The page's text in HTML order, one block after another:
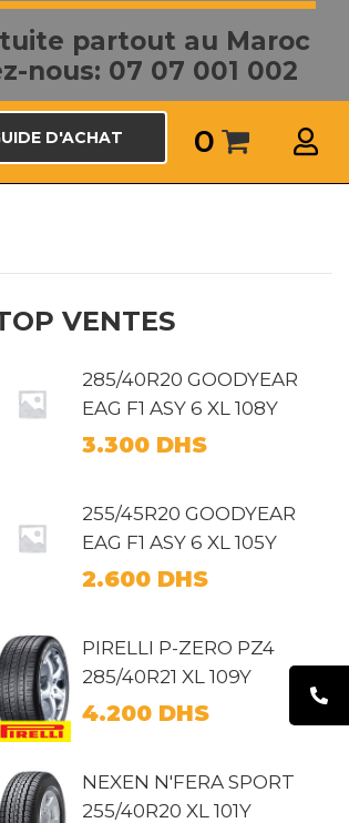
partout au Maroc
nous: 07 07 001 002
D'ACHAT 0
VENTES
285/40R20 GOODYEAR
EAG F1 ASY 6 XL 108Y
3.300 DHS
255/45R20 GOODYEAR
EAG F1 ASY 6 XL 105Y
2.600 DHS
PIRELLI P-ZERO PZ4
285/40R21 XL 109Y
4.200 DHS
NEXEN N'FERA SPORT
255/40R20 XL 101Y